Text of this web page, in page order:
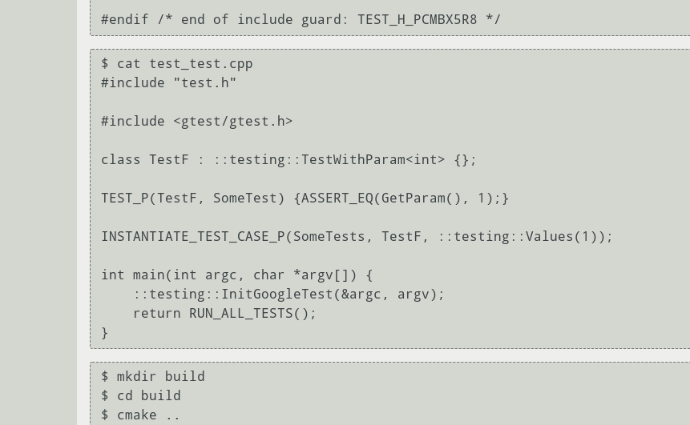
$ cat test_test.cpp
#include "test.h"
#include <gtest/gtest.h>
class TestF : ::testing::TestWithParam<int> {};
TEST_P(TestF, SomeTest) {ASSERT_EQ(GetParam(), 1);}
INSTANTIATE_TEST_CASE_P(SomeTests, TestF, ::testing::Values(1));
int main(int argc, char *argv[]) {
$ mkdir build
$ cd build
$ cmake ..